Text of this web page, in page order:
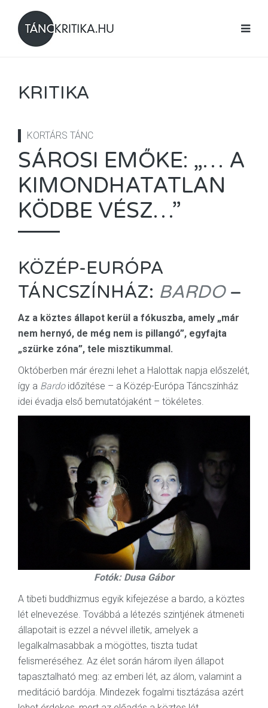
KRITIKA
KORTÁRS TÁNC
SÁROSI EMŐKE: „… A
KIMONDHATATLAN
KÖDBE VÉSZ…”
KÖZÉP-EURÓPA
TÁNCSZÍNHÁZ: BARDO–
Az a köztes állapot kerül a fókuszba, amely „már
nem hernyó, de még nem is pillangó”, egyfajta
„szürke zóna”, tele misztikummal.
Októberben már érezni lehet a Halottak napja előszelét,
így a Bardoidőzítése – a Közép-Európa Táncszínház
idei évadja első bemutatójaként – tökéletes.
Fotók: Dusa Gábor
A tibeti buddhizmus egyik kifejezése a bardo, a köztes
lét elnevezése. Továbbá a létezés szintjének átmeneti
állapotait is ezzel a névvel illetik, amelyek a
legalkalmasabbak a mögöttes, tiszta tudat
felismeréséhez. Az élet során három ilyen állapot
tapasztalható meg: az emberi lét, az álom, valamint a
meditáció bardója. Mindezek fogalmi tisztázása azért